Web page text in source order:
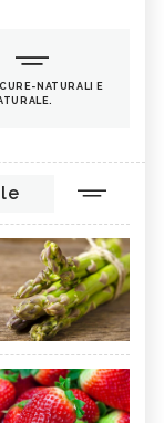
NATURALI E